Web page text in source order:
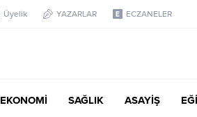
Üyelik YAZARLAR ECZANELER
EKONOMİ SAĞLIK ASAYİŞ